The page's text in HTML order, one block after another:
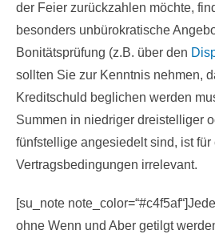
der Feier zurückzahlen möchte,
besonders unbürokratische
Bonitätsprüfung (z.B. über den
sollten Sie zur Kenntnis nehmen,
Kreditschuld beglichen werden
Summen in niedriger dreistelliger
fünfstellige angesiedelt sind, ist für
Vertragsbedingungen irrelevant.
[su_note
ohne Wenn und Aber getilgt